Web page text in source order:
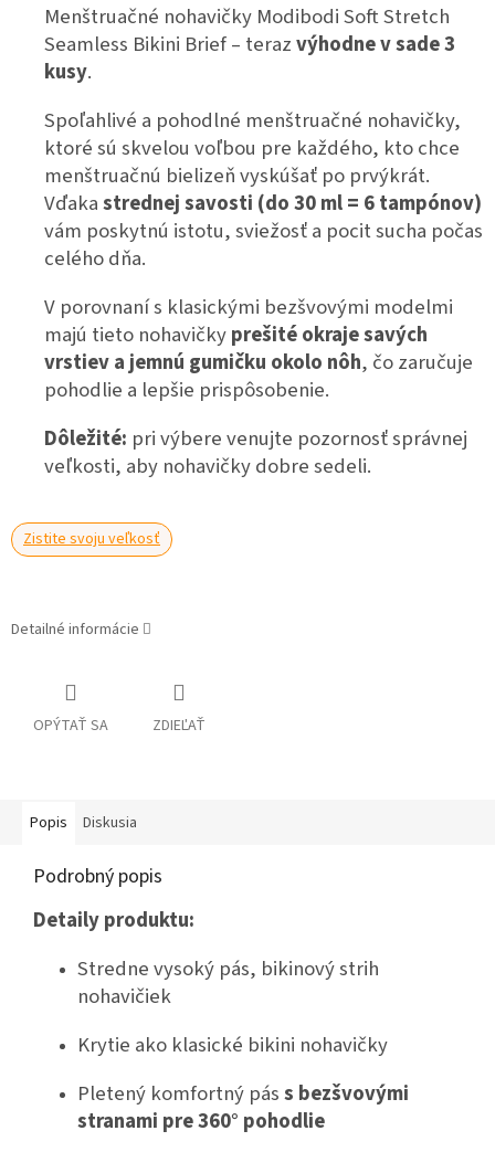
Menštruačné nohavičky Modibodi Soft Stretch
Seamless Bikini Brief – terazvýhodne v sade 3
kusy.
Spoľahlivé a pohodlné menštruačné nohavičky,
ktoré sú skvelou voľbou pre každého, kto chce
menštruačnú bielizeň vyskúšať po prvýkrát.
Vďakastrednej savosti (do 30 ml = 6 tampónov)
vám poskytnú istotu, sviežosť a pocit sucha počas
celého dňa.
V porovnaní s klasickými bezšvovými modelmi
majú tieto nohavičkyprešité okraje savých
vrstiev a jemnú gumičku okolo nôh, čo zaručuje
pohodlie a lepšie prispôsobenie.
Dôležité: pri výbere venujte pozornosť správnej
veľkosti, aby nohavičky dobre sedeli.
Zistite svoju veľkosť
Detailné informácie
OPÝTAŤ SA ZDIEĽAŤ
Popis Diskusia
Podrobný popis
Detaily produktu:
Stredne vysoký pás, bikinový strih
nohavičiek
Krytie ako klasické bikini nohavičky
Pletený komfortný páss bezšvovými
stranami pre 360° pohodlie